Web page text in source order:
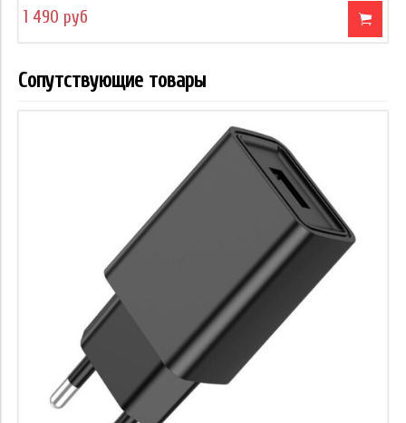
1 490 руб
Сопутствующие товары